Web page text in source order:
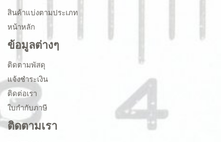
สินค้าแบ่งตามประเภท
หน้าหลัก
ข้อมูลต่างๆ
ติดตามพัสดุ
แจ้งชำระเงิน
ติดต่อเรา
ใบกำกับภาษี
ติดตามเรา